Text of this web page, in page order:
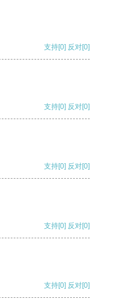
支持[0] 反对[0]
支持[0] 反对[0]
支持[0] 反对[0]
支持[0] 反对[0]
支持[0] 反对[0]